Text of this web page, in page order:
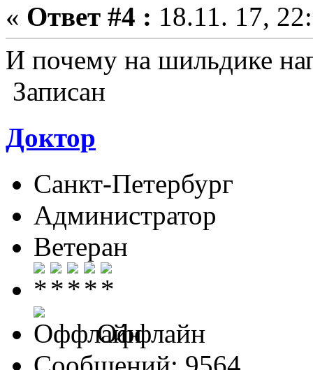
« Ответ #4 : 18.11. 17,
И почему на шильдике
Записан
Доктор
Санкт-Петербург
Администратор
Ветеран
Оффлайн